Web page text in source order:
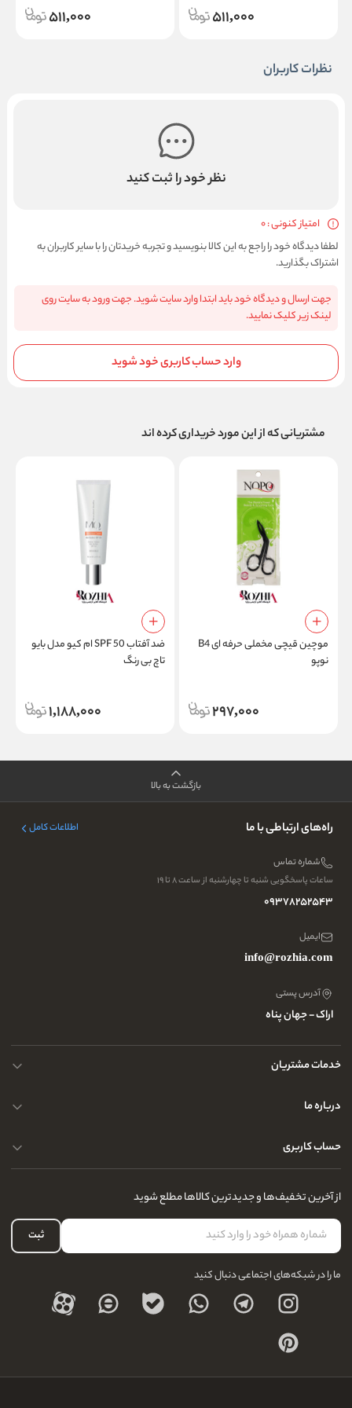
511,000
511,000
نظرات کاربران
نظر خود را ثبت کنید
امتیاز کنونی : 0
لطفا دیدگاه خود را راجع به این کالا بنویسید و تجربه خریدتان را با سایر کاربران به
اشتراک بگذارید.
جهت ارسال و دیدگاه خود باید ابتدا وارد سایت شوید. جهت ورود به سایت روی
لینک زیر کلیک نمایید.
وارد حساب کاربری خود شوید
مشتریانی که از این مورد خریداری کرده اند
موچین قیچی مخملی حرفه ای B4
نوپو
297,000
ضد آفتاب SPF 50 ام کیو مدل بایو
تاچ بی رنگ
1,188,000
بازگشت به بالا
راه‌های ارتباطی با ما اطلاعات کامل
شماره تماس
ساعات پاسخگویی شنبه تا چهارشنبه از ساعت ۸ تا ۱۹
09378252543
ایمیل
info@rozhia.com
آدرس پستی
اراک - جهان پناه
خدمات مشتریان
حریم خصوصی کاربران
تماس با ما
درباره ما
سوالات متداول
آدرس فروشگاه
نحوه ارسال کالا
نحوه بازگشت کالا
درباره ما
حساب کاربری
لیست علاقه‌مندی
حساب کاربری
از آخرین تخفیف‌ها و جدیدترین کالاها مطلع شوید
ثبت
ما را در شبکه‌های اجتماعی دنبال کنید